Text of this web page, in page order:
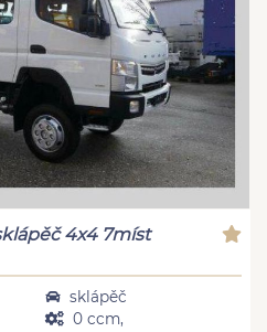
4x4 7míst
sklápěč
0 ccm,